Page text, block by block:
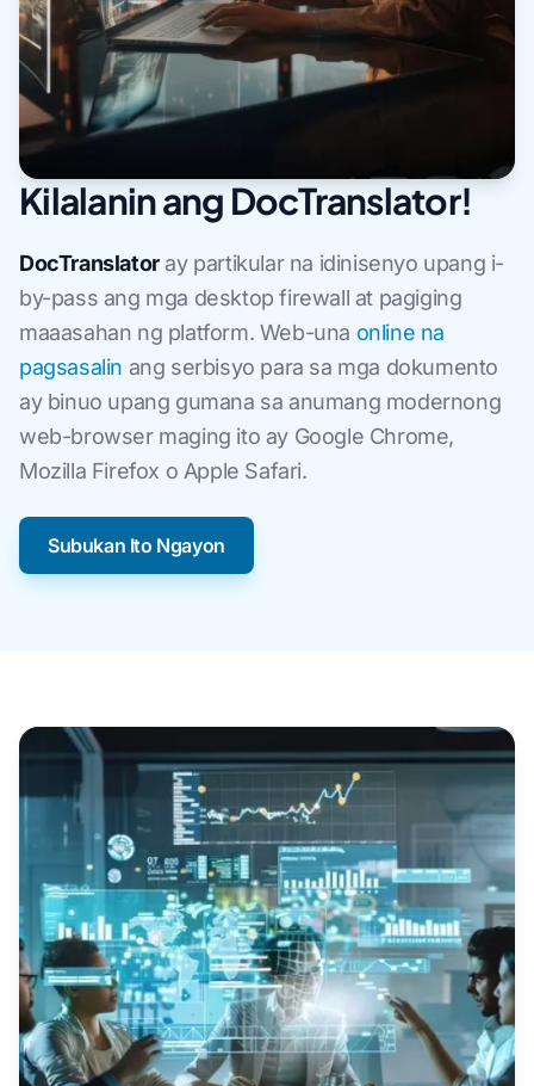
Kilalanin ang DocTranslator!
DocTranslatoray partikular na idinisenyo upang i-
by-pass ang mga desktop firewall at pagiging
maaasahan ng platform. Web-una online na
pagsasalin ang serbisyo para sa mga dokumento
ay binuo upang gumana sa anumang modernong
web-browser maging ito ay Google Chrome,
Mozilla Firefox o Apple Safari.
Subukan Ito Ngayon